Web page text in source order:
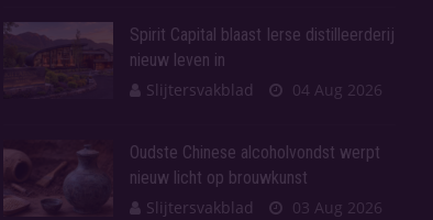
Spirit Capital blaast Ierse distilleerderij
nieuw leven in
Slijtersvakblad
04 Aug 2026
Oudste Chinese alcoholvondst werpt
nieuw licht op brouwkunst
Slijtersvakblad
03 Aug 2026